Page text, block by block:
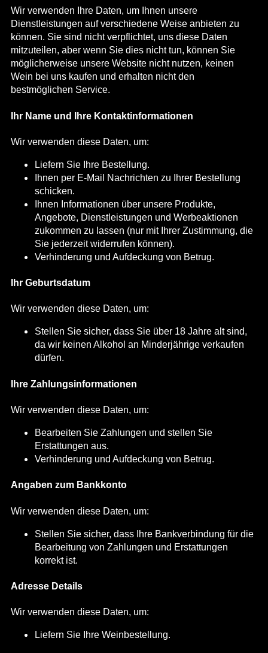
Wir verwenden Ihre Daten, um Ihnen unsere
Dienstleistungen auf verschiedene Weise anbieten zu
können. Sie sind nicht verpflichtet, uns diese Daten
mitzuteilen, aber wenn Sie dies nicht tun, können Sie
möglicherweise unsere Website nicht nutzen, keinen
Wein bei uns kaufen und erhalten nicht den
bestmöglichen Service.
Ihr Name und Ihre Kontaktinformationen
Wir verwenden diese Daten, um:
Liefern Sie Ihre Bestellung.
Ihnen per E-Mail Nachrichten zu Ihrer Bestellung
schicken.
Ihnen Informationen über unsere Produkte,
Angebote, Dienstleistungen und Werbeaktionen
zukommen zu lassen (nur mit Ihrer Zustimmung, die
Sie jederzeit widerrufen können).
Verhinderung und Aufdeckung von Betrug.
Ihr Geburtsdatum
Wir verwenden diese Daten, um:
Stellen Sie sicher, dass Sie über 18 Jahre alt sind,
da wir keinen Alkohol an Minderjährige verkaufen
dürfen.
Ihre Zahlungsinformationen
Wir verwenden diese Daten, um:
Bearbeiten Sie Zahlungen und stellen Sie
Erstattungen aus.
Verhinderung und Aufdeckung von Betrug.
Angaben zum Bankkonto
Wir verwenden diese Daten, um:
Stellen Sie sicher, dass Ihre Bankverbindung für die
Bearbeitung von Zahlungen und Erstattungen
korrekt ist.
Adresse Details
Wir verwenden diese Daten, um:
Liefern Sie Ihre Weinbestellung.